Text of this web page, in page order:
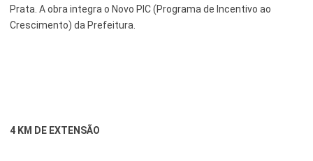
Prata. A obra integra o Novo PIC (Programa de Incentivo ao
Crescimento) da Prefeitura.
4 KM DE EXTENSÃO